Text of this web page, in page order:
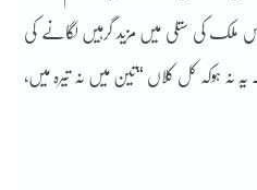
ملک کی ستلی میں مزید گرہیں لگانے کی
نہ ہوکہ کل کلاں “تین میں نہ تیرہ میں،